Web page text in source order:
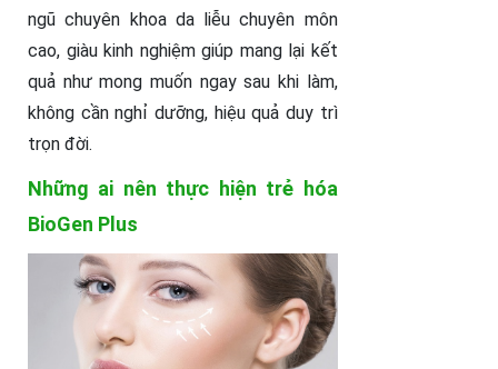
ngũ chuyên khoa da liễu chuyên môn
cao, giàu kinh nghiệm giúp mang lại kết
quả như mong muốn ngay sau khi làm,
không cần nghỉ dưỡng, hiệu quả duy trì
trọn đời.
Những ai nên thực hiện trẻ hóa
BioGen Plus